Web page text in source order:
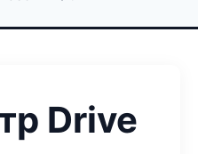
Drive